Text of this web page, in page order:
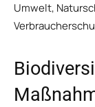
Umwelt,